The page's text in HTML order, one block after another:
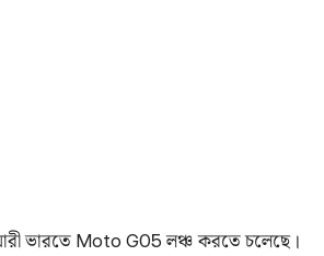
ভারতে Moto G05 লঞ্চ করতে চলেছে।